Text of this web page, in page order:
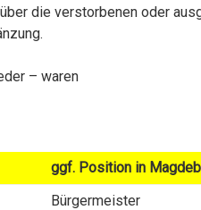
die verstorbenen oder
– waren
ggf. Position in
Bürgermeister